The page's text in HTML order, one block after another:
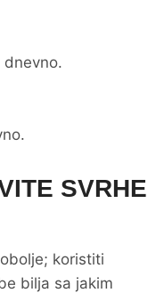
SVRHE
koristiti
bilja sa jakim